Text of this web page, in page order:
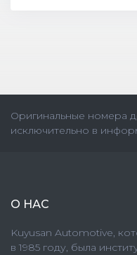
Оригинальные номера
исключительно в
О НАС
Kuyusan Automotive,
в 1985 году, была